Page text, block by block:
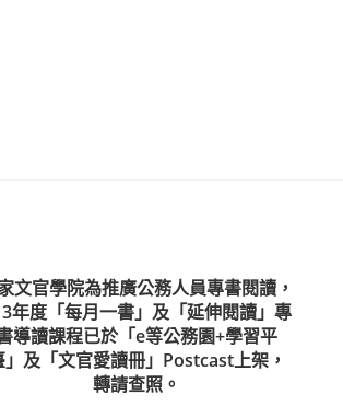
文官學院為推廣公務人員專書閱讀，
年度「每月一書」及「延伸閱讀」專
導讀課程已於「e等公務園+學習平
」及「文官愛讀冊」Postcast上架，
轉請查照。